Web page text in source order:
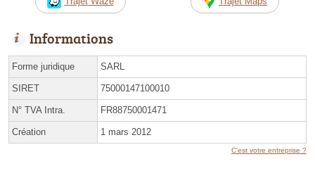
Informations
Forme juridique SARL
SIRET 75000147100010
N° TVA Intra. FR88750001471
Création 1 mars 2012
C'est votre entreprise ?